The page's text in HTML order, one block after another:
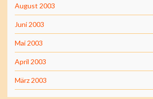
August 2003
Juni 2003
Mai 2003
April 2003
März 2003